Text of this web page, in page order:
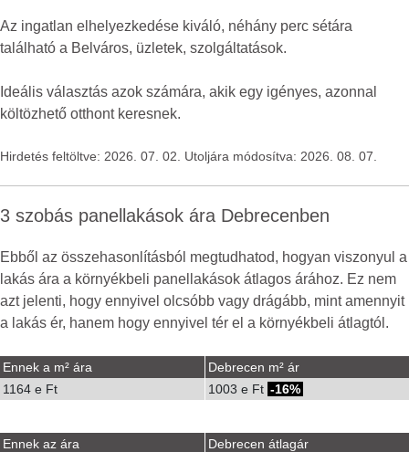
Az ingatlan elhelyezkedése kiváló, néhány perc sétára
található a Belváros, üzletek, szolgáltatások.
Ideális választás azok számára, akik egy igényes, azonnal
költözhető otthont keresnek.
Hirdetés feltöltve: 2026. 07. 02. Utoljára módosítva: 2026. 08. 07.
3 szobás panellakások ára Debrecenben
Ebből az összehasonlításból megtudhatod, hogyan viszonyul a
lakás ára a környékbeli panellakások átlagos árához. Ez nem
azt jelenti, hogy ennyivel olcsóbb vagy drágább, mint amennyit
a lakás ér, hanem hogy ennyivel tér el a környékbeli átlagtól.
Ennek a m² ára
Debrecen m² ár
1164 e Ft
1003 e Ft -16%
Ennek az ára
Debrecen átlagár